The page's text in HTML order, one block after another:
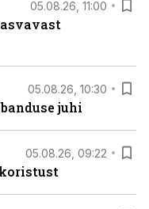
05.08.26, 11:00
05.08.26, 10:30
juhi
05.08.26, 09:22